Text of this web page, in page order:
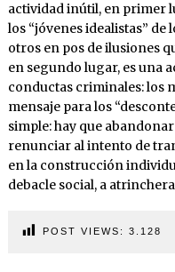
actividad inútil, en primer
los “jóvenes idealistas” de
otros en pos de ilusiones
en segundo lugar, es una
conductas criminales: los
mensaje para los
simple: hay que
renunciar al intento de
en la construcción
debacle social, a
POST VIEWS: 3.128